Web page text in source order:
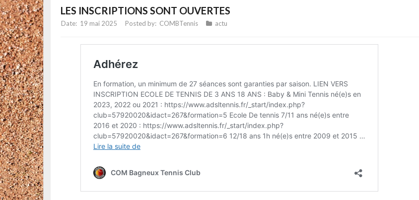
LES INSCRIPTIONS SONT OUVERTES
19 mai 2025 COMBTennis actu